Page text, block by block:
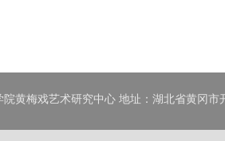
黄梅戏艺术研究中心 地址：湖北省黄冈